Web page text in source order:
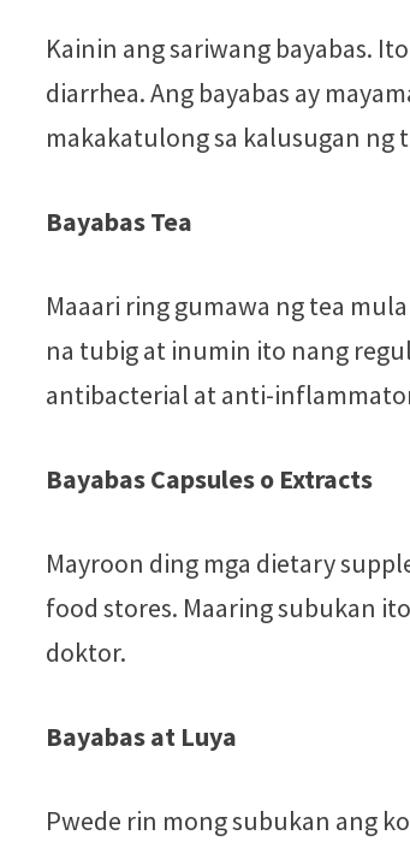
Kainin ang sariwang bayabas.
diarrhea. Ang bayabas ay
makakatulong sa kalusugan ng
Bayabas Tea
Maaari ring gumawa ng tea
na tubig at inumin ito nang
antibacterial at anti-
Bayabas Capsules o Extracts
Mayroon ding mga dietary
food stores. Maaring subukan
doktor.
Bayabas at Luya
Pwede rin mong subukan ang